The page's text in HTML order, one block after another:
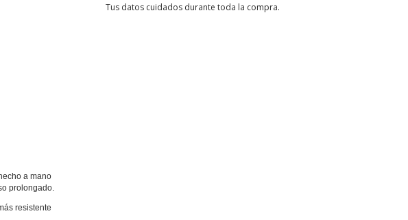
a mano
prolongado.
resistente
Tus datos cuidados durante toda la compra.